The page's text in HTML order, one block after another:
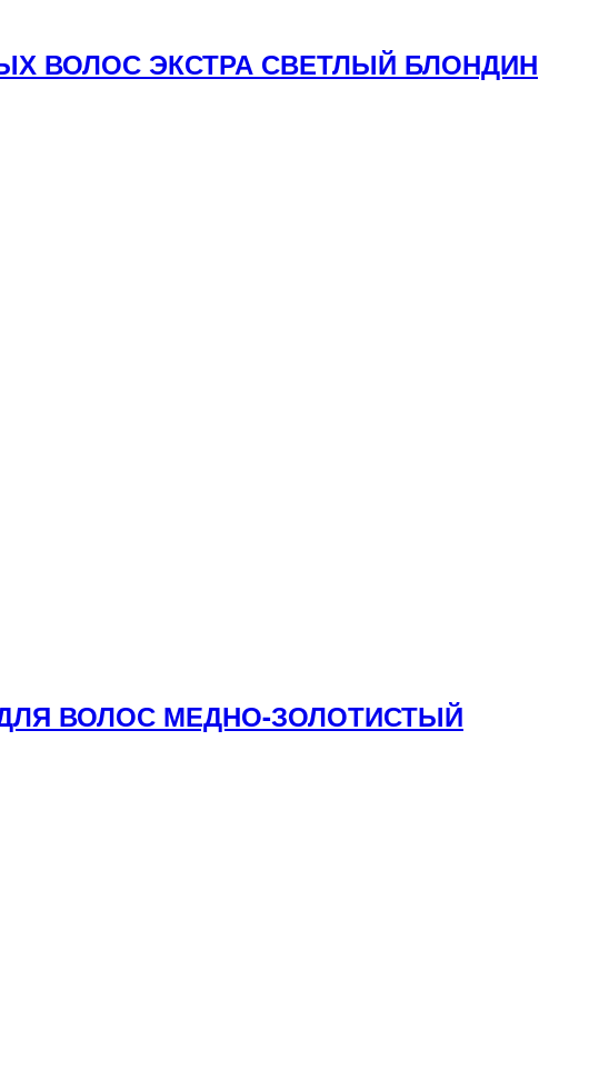
ВОЛОС ЭКСТРА СВЕТЛЫЙ БЛОНДИН
ДЛЯ ВОЛОС МЕДНО-ЗОЛОТИСТЫЙ